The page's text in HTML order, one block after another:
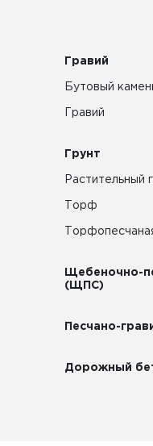
Гравий
Бутовый
Гравий
Грунт
Растительный
Торф
Щебеночно-
(ЩПС)
Песчано-
Дорожный